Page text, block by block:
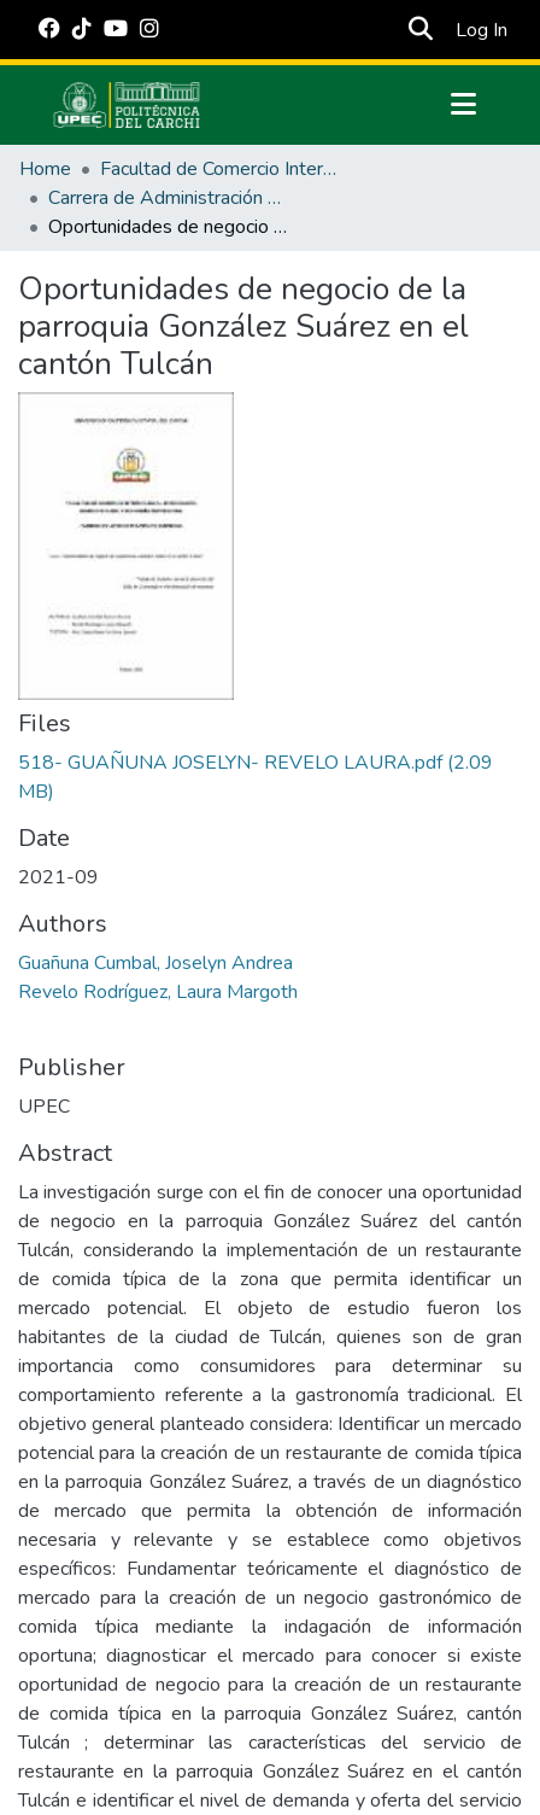
Log In
Communities & Collections
All of DSpace
Statistics
Estadísticas Externas
Manuales
Home
Facultad de Comercio Internacional, Integración, Administración y Economía Empresarial
Carrera de Administración de Empresas y Marketing
Oportunidades de negocio de la parroquia González Suárez en el cantón Tulcán
Oportunidades de negocio de la
parroquia González Suárez en el
cantón Tulcán
Files
518- GUAÑUNA JOSELYN- REVELO LAURA.pdf(2.09
MB)
Date
2021-09
Authors
Guañuna Cumbal, Joselyn Andrea
Revelo Rodríguez, Laura Margoth
Publisher
UPEC
Abstract
La investigación surge con el fin de conocer una oportunidad
de negocio en la parroquia González Suárez del cantón
Tulcán, considerando la implementación de un restaurante
de comida típica de la zona que permita identificar un
mercado potencial. El objeto de estudio fueron los
habitantes de la ciudad de Tulcán, quienes son de gran
importancia como consumidores para determinar su
comportamiento referente a la gastronomía tradicional. El
objetivo general planteado considera: Identificar un mercado
potencial para la creación de un restaurante de comida típica
en la parroquia González Suárez, a través de un diagnóstico
de mercado que permita la obtención de información
necesaria y relevante y se establece como objetivos
específicos: Fundamentar teóricamente el diagnóstico de
mercado para la creación de un negocio gastronómico de
comida típica mediante la indagación de información
oportuna; diagnosticar el mercado para conocer si existe
oportunidad de negocio para la creación de un restaurante
de comida típica en la parroquia González Suárez, cantón
Tulcán ; determinar las características del servicio de
restaurante en la parroquia González Suárez en el cantón
Tulcán e identificar el nivel de demanda y oferta del servicio